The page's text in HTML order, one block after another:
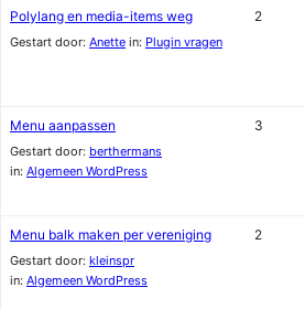
Polylang en media-items weg
Gestart door: Anette in: Plugin vragen
2
Menu aanpassen
Gestart door: berthermans
in: Algemeen WordPress
3
Menu balk maken per vereniging
Gestart door: kleinspr
in: Algemeen WordPress
2